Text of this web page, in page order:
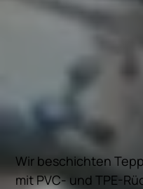
Wir beschichten
mit PVC- und TPE-